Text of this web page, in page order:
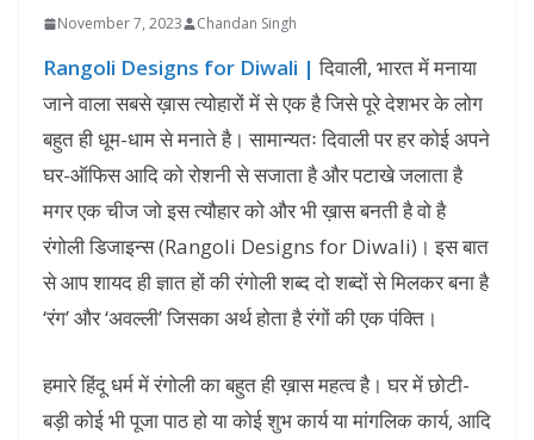
November 7, 2023 Chandan Singh
Rangoli Designs for Diwali | दिवाली, भारत में मनाया
जाने वाला सबसे ख़ास त्योहारों में से एक है जिसे पूरे देशभर के लोग
बहुत ही धूम-धाम से मनाते है। सामान्यतः दिवाली पर हर कोई अपने
घर-ऑफिस आदि को रोशनी से सजाता है और पटाखे जलाता है
मगर एक चीज जो इस त्यौहार को और भी ख़ास बनती है वो है
रंगोली डिजाइन्स (Rangoli Designs for Diwali)। इस बात
से आप शायद ही ज्ञात हों की रंगोली शब्द दो शब्दों से मिलकर बना है
‘रंग’ और ‘अवल्ली’ जिसका अर्थ होता है रंगों की एक पंक्ति।
हमारे हिंदू धर्म में रंगोली का बहुत ही ख़ास महत्व है। घर में छोटी-
बड़ी कोई भी पूजा पाठ हो या कोई शुभ कार्य या मांगलिक कार्य, आदि